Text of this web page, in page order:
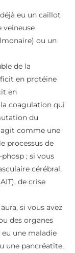
eu un caillot
veineuse
ou un
de la
en protéine
en
coagulation qui
du
comme une
processus de
; si vous
cérébral,
de crise
si vous avez
des organes
eu une maladie
une pancréatite,